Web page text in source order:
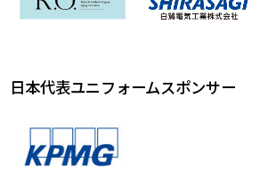
日本代表ユニフォームスポンサー